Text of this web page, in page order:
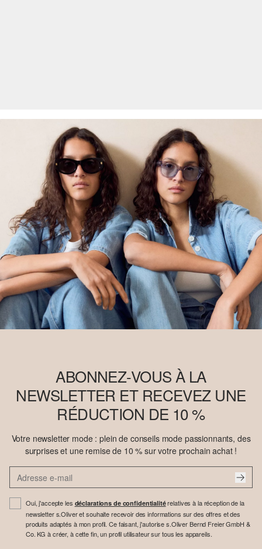
ABONNEZ-VOUS À LA
NEWSLETTER ET RECEVEZ UNE
RÉDUCTION DE 10 %
Votre newsletter mode : plein de conseils mode passionnants, des
surprises et une remise de 10 % sur votre prochain achat !
Oui, j'accepte les déclarations de confidentialitérelatives à la réception de la
newsletter s.Oliver et souhaite recevoir des informations sur des offres et des
produits adaptés à mon profil. Ce faisant, j'autorise s.Oliver Bernd Freier GmbH &
Co. KG à créer, à cette fin, un profil utilisateur sur tous les appareils.